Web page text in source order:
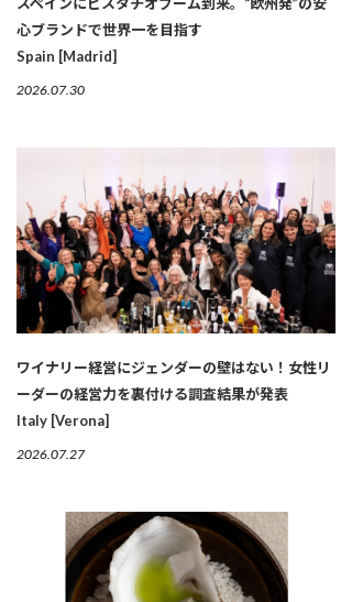
心ブランドで世界一を目指す
Spain [Madrid]
2026.07.30
ワイナリー経営にジェンダーの壁はない！女性リ
ーダーの経営力を裏付ける調査結果が発表
Italy [Verona]
2026.07.27